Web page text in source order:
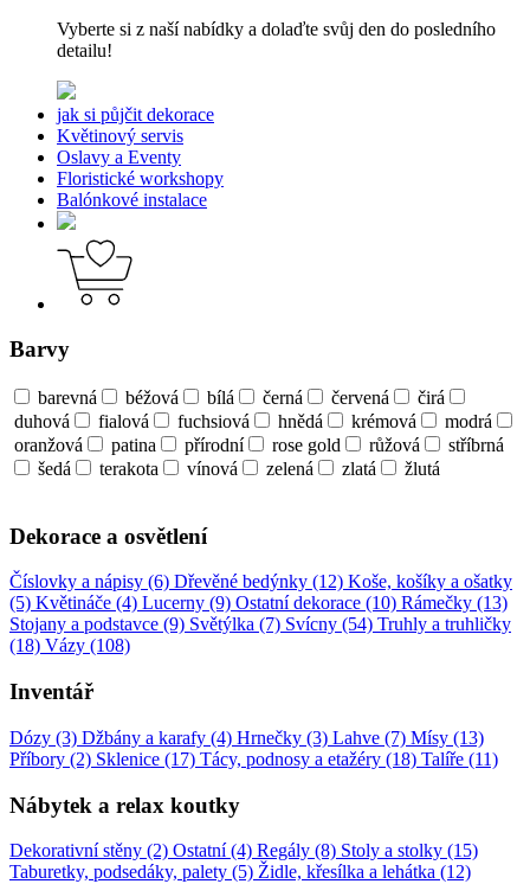
Vyberte si z naší nabídky a dolaďte svůj den do posledního
detailu!
jak si půjčit dekorace
Květinový servis
Oslavy a Eventy
Floristické workshopy
Balónkové instalace
Barvy
barevná béžová bílá černá červená
čirá
duhová
fialová fuchsiová hnědá krémová
modrá
oranžová
patina přírodní rose gold růžová
stříbrná
šedá
terakota vínová zelená zlatá žlutá
Dekorace a osvětlení
Číslovky a nápisy (6) Dřevěné bedýnky (12) Koše, košíky a ošatky
(5) Květináče (4) Lucerny (9) Ostatní dekorace (10) Rámečky (13)
Stojany a podstavce (9) Světýlka (7) Svícny (54) Truhly a truhličky
(18) Vázy (108)
Inventář
Dózy (3) Džbány a karafy (4) Hrnečky (3) Lahve (7) Mísy (13)
Příbory (2) Sklenice (17) Tácy, podnosy a etažéry (18) Talíře (11)
Nábytek a relax koutky
Dekorativní stěny (2) Ostatní (4) Regály (8) Stoly a stolky (15)
Taburetky, podsedáky, palety (5) Židle, křesílka a lehátka (12)